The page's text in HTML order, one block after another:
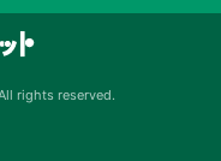
rights reserved.